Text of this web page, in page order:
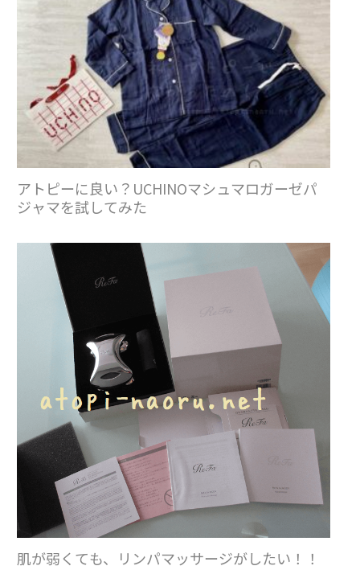
アトピーに良い？UCHINOマシュマロガーゼパ
ジャマを試してみた
肌が弱くても、リンパマッサージがしたい！！